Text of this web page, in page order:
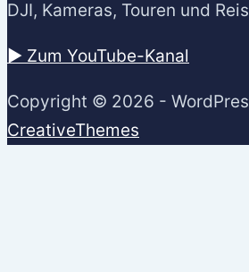
DJI, Kameras, Touren und
▶️ Zum YouTube-Kanal
Copyright © 2026 -
CreativeThemes